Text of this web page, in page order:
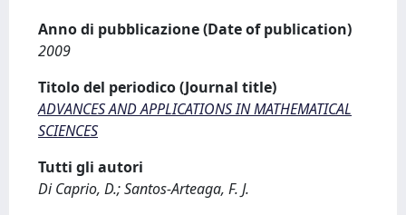
Anno di pubblicazione (Date of publication)
2009
Titolo del periodico (Journal title)
ADVANCES AND APPLICATIONS IN MATHEMATICAL
SCIENCES
Tutti gli autori
Di Caprio, D.; Santos-Arteaga, F. J.